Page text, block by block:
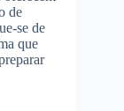
de
se de
que